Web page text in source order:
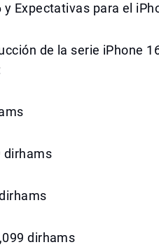
y Expectativas para el
de la serie iPhone
dirhams
dirhams